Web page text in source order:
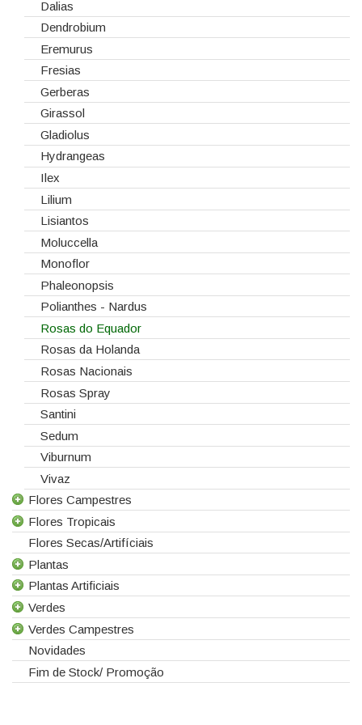
Telas/Tecidos
Vidros
Dalias
Dendrobium
Eremurus
Fresias
Gerberas
Girassol
Gladiolus
Hydrangeas
Ilex
Lilium
Lisiantos
Moluccella
Monoflor
Phaleonopsis
Polianthes - Nardus
Rosas do Equador
Rosas da Holanda
Rosas Nacionais
Rosas Spray
Santini
Sedum
Viburnum
Vivaz
Flores Campestres
Todas as Flores Campestres
Anigozanthos
Alstroemeria
Alchemilla
Amaranthus
Aster
Astilbe
Astrancia
Flores Tropicais
Todas as Flores Tropicais
Alpinias
Berzelias
Brunias
Curcuma
Gloriosas
Helicónias
Flores Secas/Artifíciais
Plantas
Todas as Plantas
Gerbera de Vaso
Phalaenopsis
Sanseverina
Plantas Artificiais
Todas as Plantas Artificiais
Suculentas Artificiais
Verdes
Todos os Verdes
Asparagus
Aspidistra
Verdes Campestres
Todos os Verdes Campestres
Eucaliptos
Novidades
Fim de Stock/ Promoção